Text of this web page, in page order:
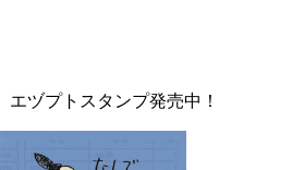
エヅプトスタンプ発売中！